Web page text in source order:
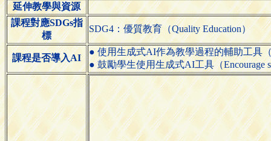
延伸教學與資源
課程對應SDGs指
標
SDG4：優質教育（Quality Education）
課程是否導入AI
● 使用生成式AI作為教學過程的輔助工具（
● 鼓勵學生使用生成式AI工具（Encourage